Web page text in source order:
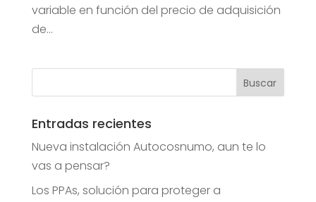
variable en función del precio de adquisición
de...
Entradas recientes
Nueva instalación Autocosnumo, aun te lo
vas a pensar?
Los PPAs, solución para proteger a